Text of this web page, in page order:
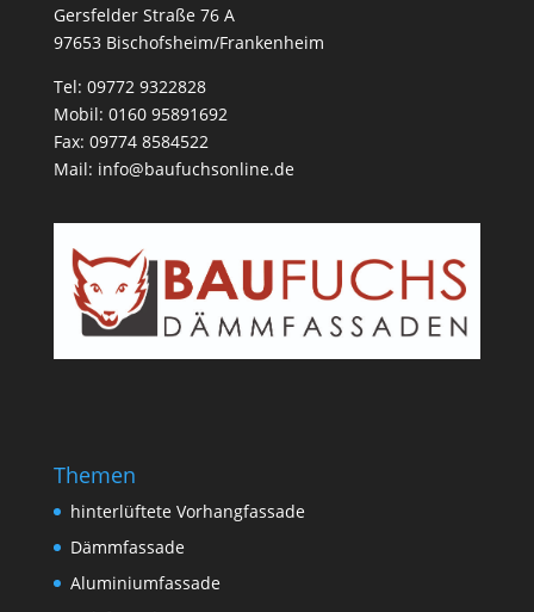
Gersfelder Straße 76 A
97653 Bischofsheim/Frankenheim
Tel: 09772 9322828
Mobil: 0160 95891692
Fax: 09774 8584522
Mail: info@baufuchsonline.de
Themen
hinterlüftete Vorhangfassade
Dämmfassade
Aluminiumfassade